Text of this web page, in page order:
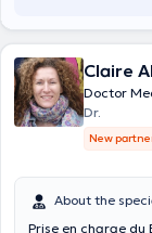
Claire
Doctor
Dr.
New
About the
Prise en charge du